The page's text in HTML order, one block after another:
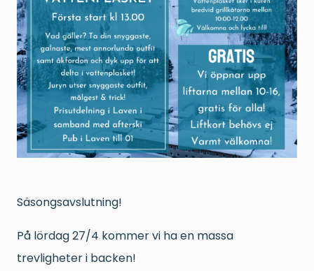
Säsongsavslutning!
På lördag 27/4 kommer vi ha en massa
trevligheter i backen!